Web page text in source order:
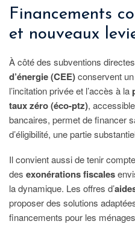
Financements
et nouveaux
À côté des subventions
d’énergie (CEE)conservent
l’incitation privée et l’accès à la
taux zéro (éco-ptz),
bancaires, permet de financer
d’éligibilité, une partie
Il convient aussi de tenir
des exonérations fiscales
la dynamique. Les offres d’
proposer des solutions
financements pour les